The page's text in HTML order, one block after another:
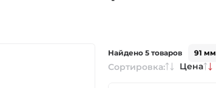
Найдено 5 товаров 91 мм
Сортировка: Цена